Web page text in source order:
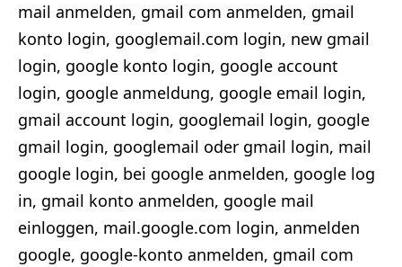
mail anmelden, gmail com anmelden, gmail
konto login, googlemail.com login, new gmail
login, google konto login, google account
login, google anmeldung, google email login,
gmail account login, googlemail login, google
gmail login, googlemail oder gmail login, mail
google login, bei google anmelden, google log
in, gmail konto anmelden, google mail
einloggen, mail.google.com login, anmelden
google, google-konto anmelden, gmail com